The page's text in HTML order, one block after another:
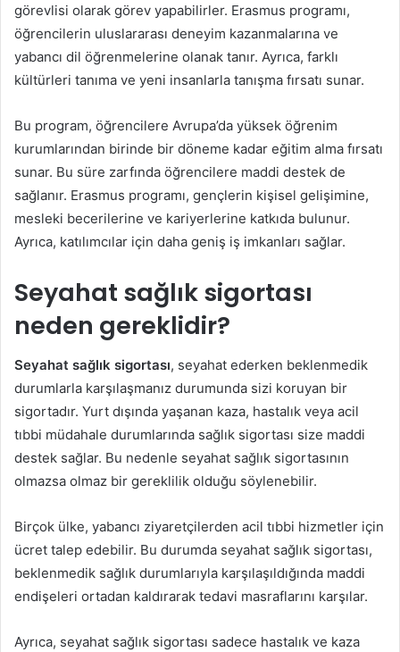
görevlisi olarak görev yapabilirler. Erasmus programı,
öğrencilerin uluslararası deneyim kazanmalarına ve
yabancı dil öğrenmelerine olanak tanır. Ayrıca, farklı
kültürleri tanıma ve yeni insanlarla tanışma fırsatı sunar.
Bu program, öğrencilere Avrupa’da yüksek öğrenim
kurumlarından birinde bir döneme kadar eğitim alma fırsatı
sunar. Bu süre zarfında öğrencilere maddi destek de
sağlanır. Erasmus programı, gençlerin kişisel gelişimine,
mesleki becerilerine ve kariyerlerine katkıda bulunur.
Ayrıca, katılımcılar için daha geniş iş imkanları sağlar.
Seyahat sağlık sigortası
neden gereklidir?
Seyahat sağlık sigortası, seyahat ederken beklenmedik
durumlarla karşılaşmanız durumunda sizi koruyan bir
sigortadır. Yurt dışında yaşanan kaza, hastalık veya acil
tıbbi müdahale durumlarında sağlık sigortası size maddi
destek sağlar. Bu nedenle seyahat sağlık sigortasının
olmazsa olmaz bir gereklilik olduğu söylenebilir.
Birçok ülke, yabancı ziyaretçilerden acil tıbbi hizmetler için
ücret talep edebilir. Bu durumda seyahat sağlık sigortası,
beklenmedik sağlık durumlarıyla karşılaşıldığında maddi
endişeleri ortadan kaldırarak tedavi masraflarını karşılar.
Ayrıca, seyahat sağlık sigortası sadece hastalık ve kaza